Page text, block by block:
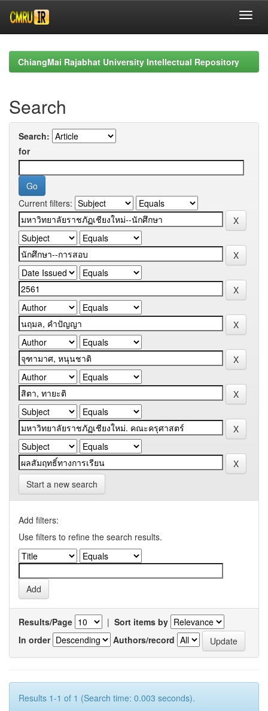
navigationChiangMai Rajabhat University Intellectual Repository
Search
Search:
for
Current filters:
Start a new search
Add filters:
Use filters to refine the search results.
Results/Page | Sort items by
In order
Authors/record
Results 1-1 of 1 (Search time: 0.003 seconds).